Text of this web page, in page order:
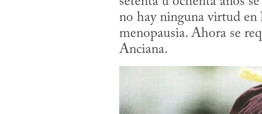
no hay ninguna virtud en
menopausia. Ahora se
Anciana.